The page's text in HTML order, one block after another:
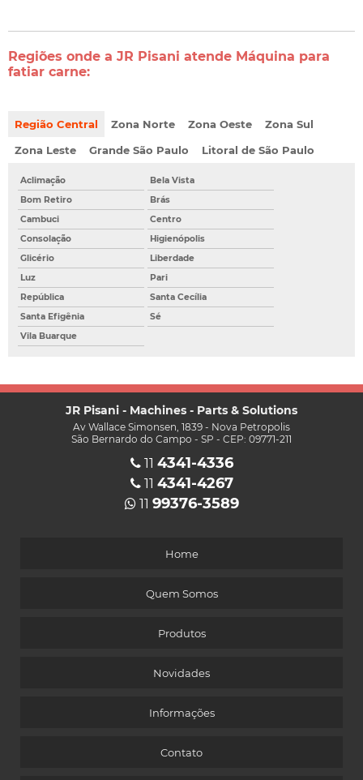
Regiões onde a JR Pisani atende Máquina para
fatiar carne:
Região Central Zona Norte Zona Oeste
Zona Sul
Zona Leste
Grande São Paulo Litoral de São Paulo
Aclimação
Bela Vista
Bom Retiro
Brás
Cambuci
Centro
Consolação
Higienópolis
Glicério
Liberdade
Luz
Pari
República
Santa Cecília
Santa Efigênia
Sé
Vila Buarque
JR Pisani - Machines - Parts & Solutions
Av Wallace Simonsen, 1839 - Nova Petropolis
São Bernardo do Campo - SP - CEP: 09771-211
11 4341-4336
11 4341-4267
11 99376-3589
Home
Quem Somos
Produtos
Novidades
Informações
Contato